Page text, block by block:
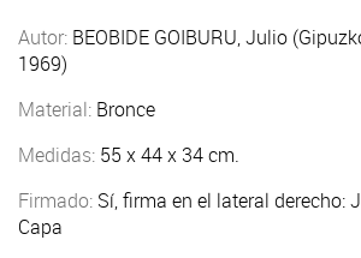
Autor: BEOBIDE GOIBURU, Julio
1969)
Material: Bronce
Medidas: 55 x 44 x 34 cm.
Firmado: Sí, firma en el lateral derecho:
Capa